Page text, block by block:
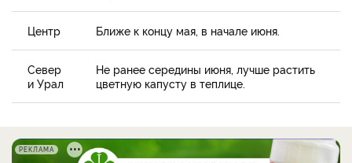
Центр Ближе к концу мая, в начале июня.
Север
и Урал
Не ранее середины июня, лучше растить
цветную капусту в теплице.
РЕКЛАМА